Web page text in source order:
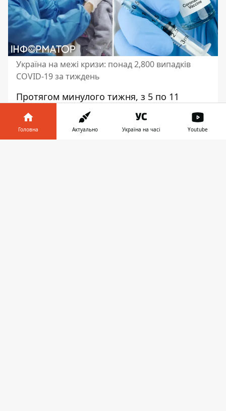
Україна на межі кризи: понад 2,800 випадків
COVID-19 за тиждень
Протягом минулого тижня, з 5 по 11
лютого, Міністерство охорони здоров'я
зафіксувало понад
230 тисяч випадків
ГРВІ, грипу та COVID-19 . Cтатистика
Головна Актуально Україна на часі Youtube